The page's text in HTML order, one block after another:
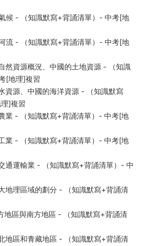
候 - （知識默寫+背誦清單）- 中考[地
流 - （知識默寫+背誦清單）- 中考[地
然資源概況、中國的土地資源 - （知識
[地理]複習
資源、中國的海洋資源 - （知識默寫
]複習
業 - （知識默寫+背誦清單）- 中考[地
業 - （知識默寫+背誦清單）- 中考[地
通運輸業 - （知識默寫+背誦清單）- 中
地理區域的劃分 - （知識默寫+背誦清
地區與南方地區 - （知識默寫+背誦清
地區和青藏地區 - （知識默寫+背誦清